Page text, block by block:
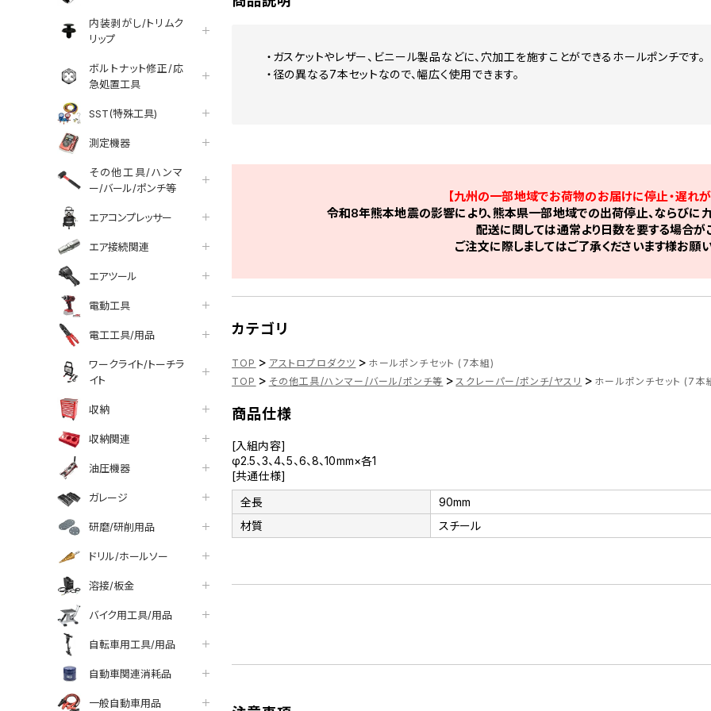
内装剥がし/トリムク
リップ
ボルトナット修正/応
急処置工具
SST(特殊工具)
測定機器
その他工具/ハンマ
ー/バール/ポンチ等
エアコンプレッサー
エア接続関連
エアツール
電動工具
電工工具/用品
ワークライト/トーチラ
イト
収納
収納関連
油圧機器
ガレージ
研磨/研削用品
ドリル/ホールソー
溶接/板金
バイク用工具/用品
自転車用工具/用品
自動車関連消耗品
一般自動車用品
・ガスケットやレザー、ビニール製品などに、穴加工を施すことができるホールポンチです。
・径の異なる7本セットなので、幅広く使用できます。
【九州の一部地域でお荷物のお届けに停止・遅れが
令和8年熊本地震の影響により、熊本県一部地域での出荷停止、ならびに
配送に関しては通常より日数を要する場合が
ご注文に際しましてはご了承くださいます様お願
カテゴリ
TOP > アストロプロダクツ > ホールポンチセット (7本組)
TOP > その他工具/ハンマー/バール/ポンチ等 > スクレーパー/ポンチ/ヤスリ > ホールポンチセット (7本
商品仕様
[入組内容]
φ2.5、3、4、5、6、8、10mm×各1
[共通仕様]
全長
90mm
材質
スチール